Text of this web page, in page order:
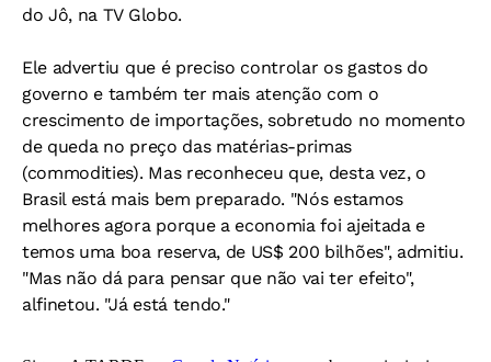
do Jô, na TV Globo.
Ele advertiu que é preciso controlar os gastos do
governo e também ter mais atenção com o
crescimento de importações, sobretudo no momento
de queda no preço das matérias-primas
(commodities). Mas reconheceu que, desta vez, o
Brasil está mais bem preparado. "Nós estamos
melhores agora porque a economia foi ajeitada e
temos uma boa reserva, de US$ 200 bilhões", admitiu.
"Mas não dá para pensar que não vai ter efeito",
alfinetou. "Já está tendo."